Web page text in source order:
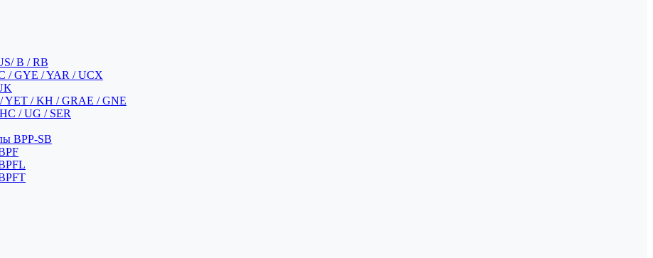
B / RB
/ GYE / YAR / UCX
YET / KH / GRAE / GNE
/ UG / SER
BPP-SB